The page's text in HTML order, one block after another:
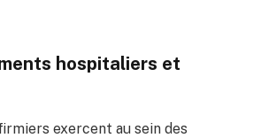
hospitaliers et
exercent au sein des